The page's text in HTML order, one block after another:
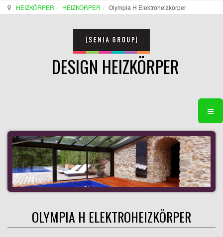
HEIZKÖRPER HEIZKÖRPER Olympia H Elektroheizkörper
DESIGN HEIZKÖRPER
OLYMPIA H ELEKTROHEIZKÖRPER